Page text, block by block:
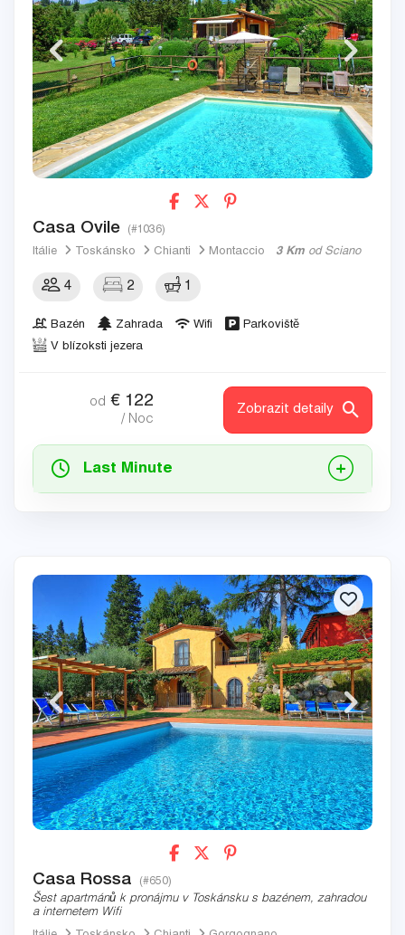
Casa Ovile (#1036)
Itálie Toskánsko Chianti Montaccio 3 Km od Sciano
4 2 1
Bazén Zahrada Wifi
Parkoviště
V blízoksti jezera
od € 122
/ Noc
Zobrazit detaily
Last Minute
Casa Rossa (#650)
Šest apartmánů k pronájmu v Toskánsku s bazénem, zahradou
a internetem Wifi